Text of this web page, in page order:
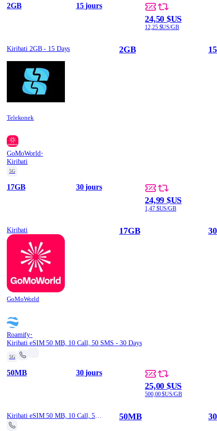
2GB 15 jours
24,50 $US
12,25 $US/GB
Kiribati 2GB - 15 Days
Telekonek
2GB
GoMoWorld ·
Kiribati
5G
17GB 30 jours
24,99 $US
1,47 $US/GB
Kiribati
GoMoWorld
17GB
Roamify·
Kiribati eSIM 50 MB, 10 Call, 50 SMS - 30 Days
5G
50MB 30 jours
25,00 $US
500,00 $US/GB
50MB